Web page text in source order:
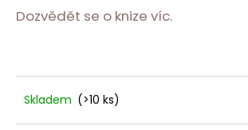
Dozvědět se o knize víc.
Skladem (>10 ks)